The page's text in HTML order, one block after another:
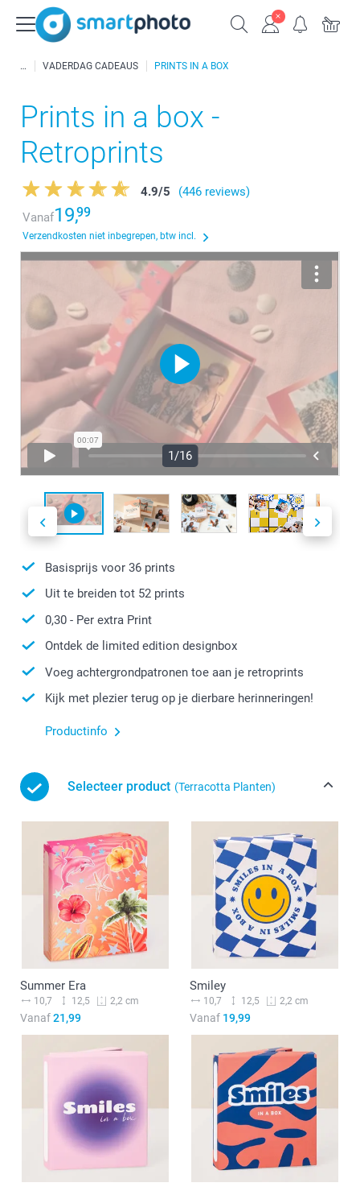
VADERDAG CADEAUS PRINTS IN A BOX
Prints in a box -
Retroprints
4.9/5
(446 reviews)
Vanaf19,99
Verzendkosten niet inbegrepen, btw incl.
1/16
Basisprijs voor 36 prints
Uit te breiden tot 52 prints
0,30 - Per extra Print
Ontdek de limited edition designbox
Voeg achtergrondpatronen toe aan je retroprints
Kijk met plezier terug op je dierbare herinneringen!
Productinfo
Selecteer product (Terracotta Planten)
Summer Era
10,7 12,5 2,2 cm
Vanaf21,99
Smiley
10,7 12,5 2,2 cm
Vanaf19,99